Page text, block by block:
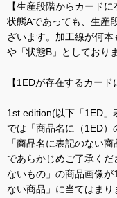
【生産段階からカード
状態Aであっても、生産
ざいます。加工線が何本
や「状態B」としており
【1EDが存在するカード
1st edition(以下「1ED」
では「商品名に（1ED）
「商品名に表記のない
であらかじめご了承く
ないもの」の商品画像
ない商品」に当てはまり